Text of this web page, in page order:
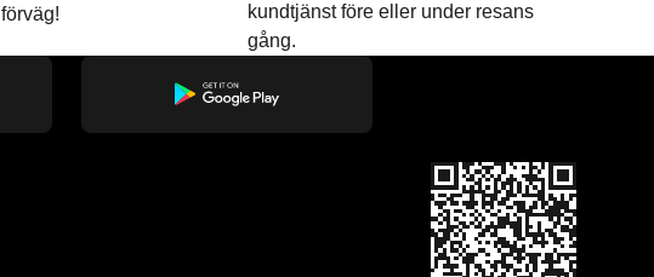
förväg!
kundtjänst före eller under resans
gång.